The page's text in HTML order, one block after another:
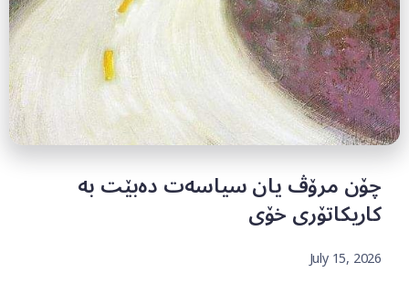
چۆن مرۆڤ یان سیاسەت دەبێت بە
کاریکاتۆری خۆی
July 15, 2026